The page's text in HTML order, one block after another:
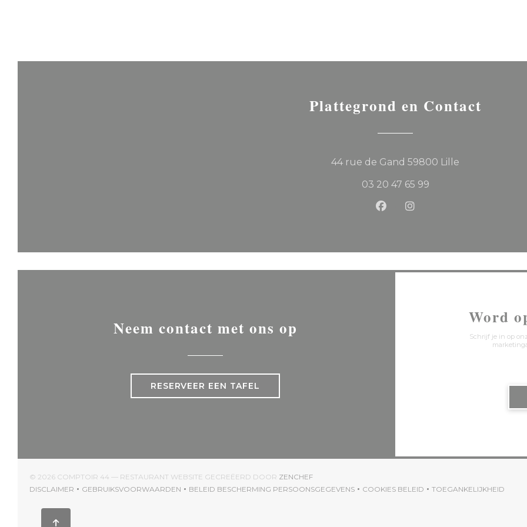
Plattegrond en Contact
44 rue de Gand 59800 Lille
03 20 47 65 99
Facebook ((opent in een
Instagram ((opent in
Neem contact met ons op
RESERVEER EEN TAFEL
Word
Schrijf je in op
© 2026 COMPTOIR 44 — RESTAURANT WEBSITE GECREËERD DOOR ZENCHEF((OPENT IN EEN NIEUW VENSTER))
DISCLAIMER
((OPENT IN EEN NIEUW VENSTER))
GEBRUIKSVOORWAARDEN
((OPENT IN EEN NIEUW VENSTER))
BELEID BESCHERMING PERSOONSGEGEVENS
((OPENT IN EEN NIEUW VENSTER))
COOKIES BELEID
((OPENT IN EEN NIEUW VENSTER))
TOEGANKELIJKHEID
((OPENT IN EEN